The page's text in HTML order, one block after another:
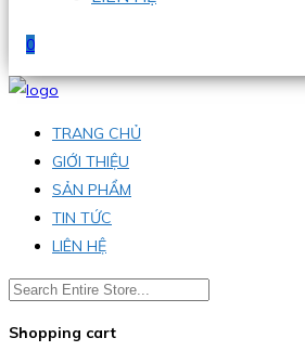
0
TRANG CHỦ
GIỚI THIỆU
SẢN PHẨM
TIN TỨC
LIÊN HỆ
Shopping cart